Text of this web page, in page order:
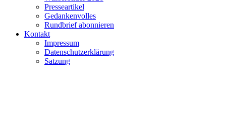
Presseartikel
Gedankenvolles
Rundbrief abonnieren
Kontakt
Impressum
Datenschutzerklärung
Satzung